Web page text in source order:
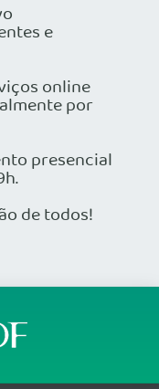
e
online
por
presencial
de todos!